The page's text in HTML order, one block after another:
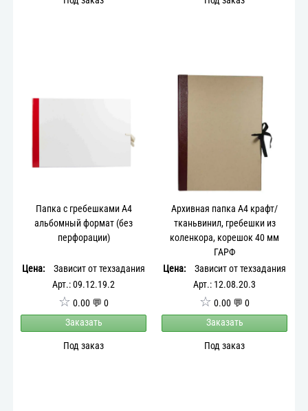
Папка с гребешками А4
альбомный формат (без
перфорации)
Цена:
Зависит от техзадания
Арт.: 09.12.19.2
☆ 0.00 💬 0
Заказать
Под заказ
Архивная папка А4 крафт/
тканьвинил, гребешки из
коленкора, корешок 40 мм
ГАРФ
Цена:
Зависит от техзадания
Арт.: 12.08.20.3
☆ 0.00 💬 0
Заказать
Под заказ